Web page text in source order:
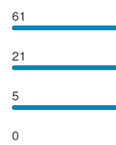
61
21
5
0